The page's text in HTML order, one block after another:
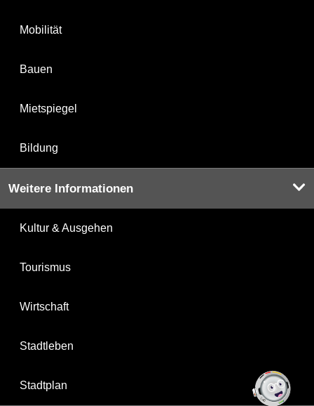
Mobilität
Bauen
Mietspiegel
Bildung
Weitere Informationen
Kultur & Ausgehen
Tourismus
Wirtschaft
Stadtleben
Stadtplan